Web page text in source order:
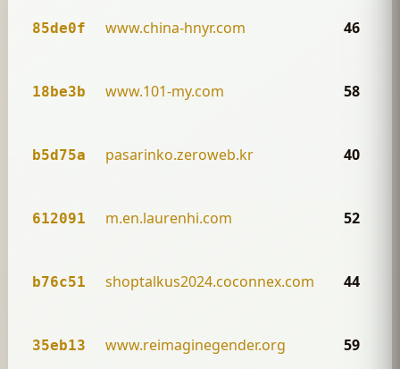
85de0f www.china-hnyr.com 46
18be3b www.101-my.com 58
b5d75a pasarinko.zeroweb.kr 40
612091 m.en.laurenhi.com 52
b76c51 shoptalkus2024.coconnex.com 44
35eb13 www.reimaginegender.org 59